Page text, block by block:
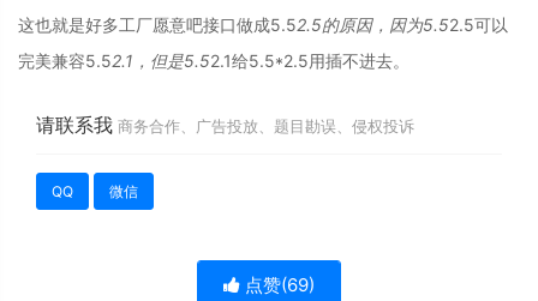
这也就是好多工厂愿意吧接口做成5.52.5的原因，因为5.52.5可以
完美兼容5.52.1，但是5.52.1给5.5*2.5用插不进去。
请联系我 商务合作、广告投放、题目勘误、侵权投诉
QQ 微信
点赞(69)